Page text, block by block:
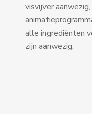
visvijver
alle ingrediënten
zijn aanwezig.